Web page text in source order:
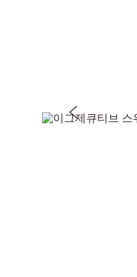
이전 슬라이드